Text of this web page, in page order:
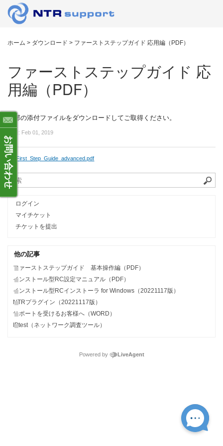
ホーム > ダウンロード > ファーストステップガイド 応用編（PDF）
ファーストステップガイド 応
用編（PDF）
下部の添付ファイルをダウンロードしてご取得ください。
更新: Feb 01, 2019
First_Step_Guide_advanced.pdf
ログイン
マイチケット
チケットを提出
他の記事
ファーストステップガイド 基本操作編（PDF）
インストール型RC設定マニュアル（PDF）
インストール型RCインストーラ for Windows（20221117版）
NTRプラグイン（20221117版）
サポートを受けるお客様へ（WORD）
IPtest（ネットワーク調査ツール）
Powered by LiveAgent
お問い合わせ